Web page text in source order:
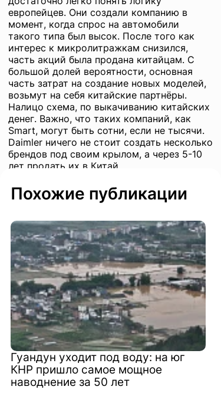
европейцев. Они создали компанию в
момент, когда спрос на автомобили
такого типа был высок. После того как
интерес к микролитражкам снизился,
часть акций была продана китайцам. С
большой долей вероятности, основная
часть затрат на создание новых моделей,
возьмут на себя китайские партнёры.
Налицо схема, по выкачиванию китайских
денег. Важно, что таких компаний, как
Smart, могут быть сотни, если не тысячи.
Daimler ничего не стоит создать несколько
брендов под своим крылом, а через 5-10
лет продать их в Китай.
Похожие публикации
Гуандун уходит под воду: на юг
КНР пришло самое мощное
наводнение за 50 лет